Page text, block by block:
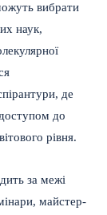
вибрати
наук,
де
до
рівня.
за межі
майстер-